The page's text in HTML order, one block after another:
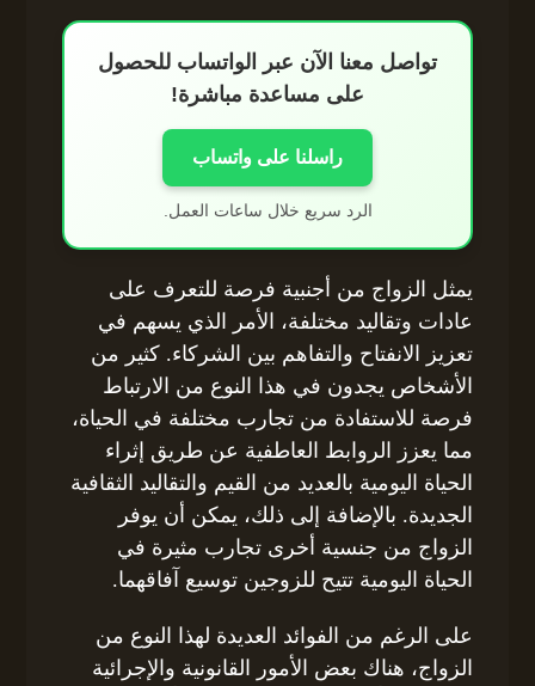
تواصل معنا الآن عبر الواتساب للحصول
على مساعدة مباشرة!
راسلنا على واتساب
الرد سريع خلال ساعات العمل.
يمثل الزواج من أجنبية فرصة للتعرف على
عادات وتقاليد مختلفة، الأمر الذي يسهم في
تعزيز الانفتاح والتفاهم بين الشركاء. كثير من
الأشخاص يجدون في هذا النوع من الارتباط
فرصة للاستفادة من تجارب مختلفة في الحياة،
مما يعزز الروابط العاطفية عن طريق إثراء
الحياة اليومية بالعديد من القيم والتقاليد الثقافية
الجديدة. بالإضافة إلى ذلك، يمكن أن يوفر
الزواج من جنسية أخرى تجارب مثيرة في
الحياة اليومية تتيح للزوجين توسيع آفاقهما.
على الرغم من الفوائد العديدة لهذا النوع من
الزواج، هناك بعض الأمور القانونية والإجرائية